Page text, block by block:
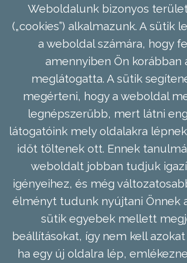
Weboldalunk bizonyos
(„cookies”) alkalmazunk. A sütik
a weboldal számára, hogy
amennyiben Ön korábban
meglátogatta. A sütik
megérteni, hogy a weboldal
legnépszerűbb, mert látni
látogatóink mely oldalakra
időt töltenek ott. Ennek
weboldalt jobban tudjuk
igényeihez, és még
élményt tudunk nyújtani Önnek
sütik egyebek mellett
beállításokat, így nem kell
ha egy új oldalra lép,